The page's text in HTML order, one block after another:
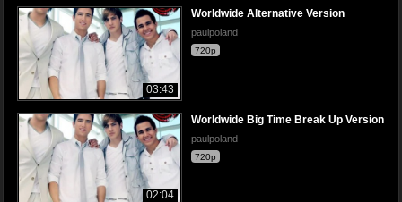
03:43
Worldwide Alternative Version
paulpoland
720p
02:04
Worldwide Big Time Break Up Version
paulpoland
720p